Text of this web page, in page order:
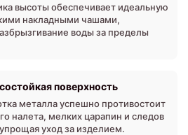
высоты обеспечивает идеальную
накладными чашами,
воды за пределы
поверхность
металла успешно противостоит
налета, мелких царапин и следов
уход за изделием.